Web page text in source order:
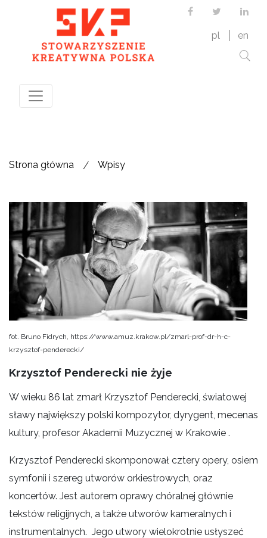
FacebookTwitter
pl en
Strona główna / Wpisy
fot. Bruno Fidrych, https://www.amuz.krakow.pl/zmarl-prof-dr-h-c-
krzysztof-penderecki/
Krzysztof Penderecki nie żyje
W wieku 86 lat zmarł Krzysztof Penderecki, światowej
sławy największy polski kompozytor, dyrygent, mecenas
kultury, profesor Akademii Muzycznej w Krakowie .
Krzysztof Penderecki skomponował cztery opery, osiem
symfonii i szereg utworów orkiestrowych, oraz
koncertów. Jest autorem oprawy chóralnej głównie
tekstów religijnych, a także utworów kameralnych i
instrumentalnych. Jego utwory wielokrotnie usłyszeć